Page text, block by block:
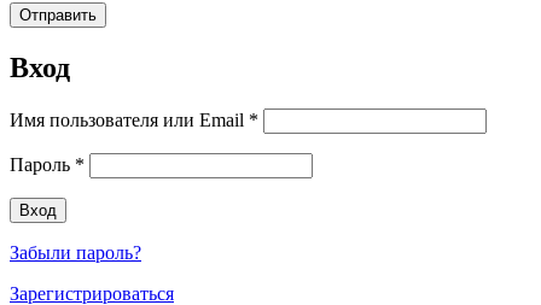
Вход
Имя пользователя или Email *
Пароль *
Забыли пароль?
Зарегистрироваться